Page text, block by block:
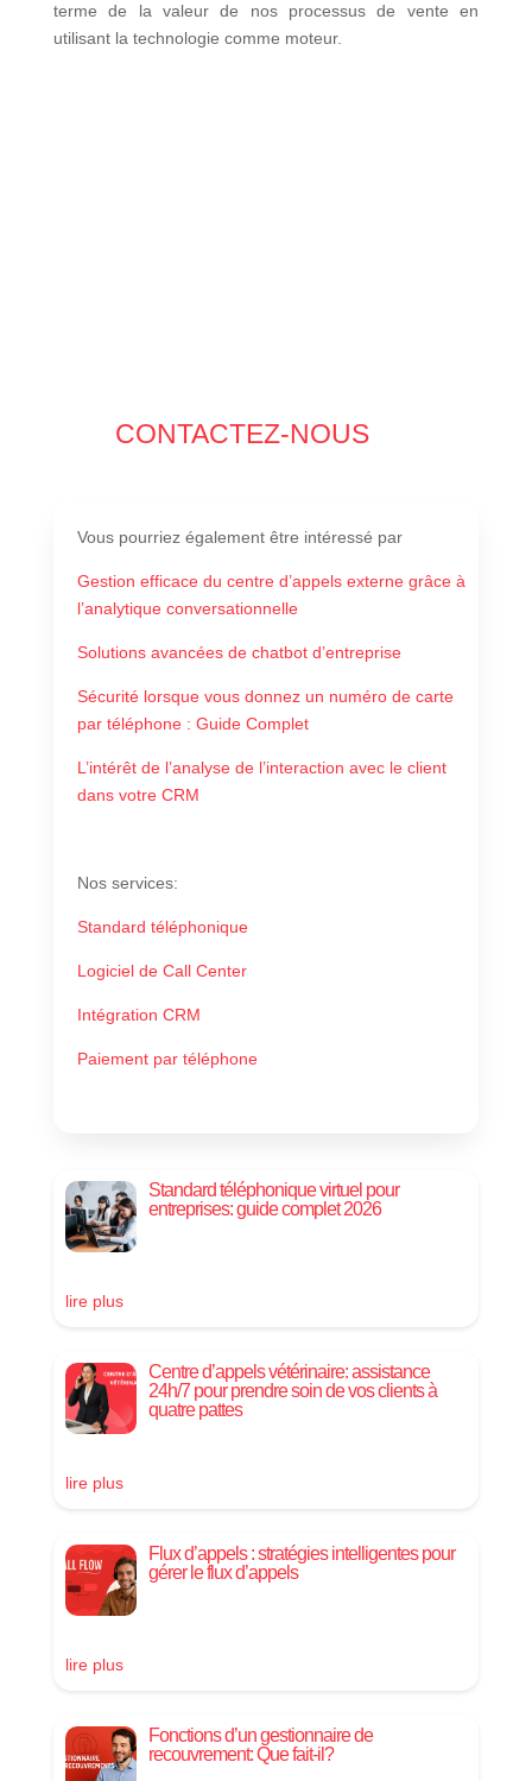
terme de la valeur de nos processus de vente en
utilisant la technologie comme moteur.
CONTACTEZ-NOUS
Vous pourriez également être intéressé par
Gestion efficace du centre d’appels externe grâce à
l’analytique conversationnelle
Solutions avancées de chatbot d’entreprise
Sécurité lorsque vous donnez un numéro de carte
par téléphone : Guide Complet
L’intérêt de l’analyse de l’interaction avec le client
dans votre CRM
Nos services:
Standard téléphonique
Logiciel de Call Center
Intégration CRM
Paiement par téléphone
Standard téléphonique virtuel pour
entreprises: guide complet 2026
lire plus
Centre d’appels vétérinaire: assistance
24h/7 pour prendre soin de vos clients à
quatre pattes
lire plus
Flux d’appels : stratégies intelligentes pour
gérer le flux d’appels
lire plus
Fonctions d’un gestionnaire de
recouvrement: Que fait-il?